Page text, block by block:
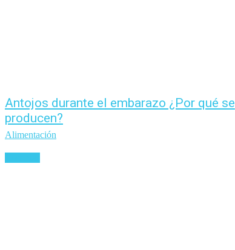
Antojos durante el embarazo ¿Por qué se
producen?
Alimentación